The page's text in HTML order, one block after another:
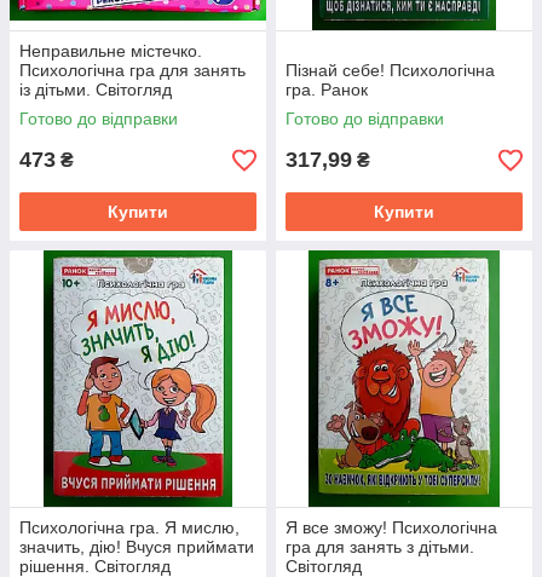
Неправильне містечко.
Психологічна гра для занять
із дітьми. Світогляд
Готово до відправки
473 ₴
Купити
Пізнай себе! Психологічна
гра. Ранок
Готово до відправки
317,99 ₴
Купити
Психологічна гра. Я мислю,
значить, дію! Вчуся приймати
рішення. Світогляд
Я все зможу! Психологічна
гра для занять з дітьми.
Світогляд